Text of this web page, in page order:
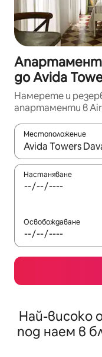
до Avida
Намерете и
апартаменти в
Местоположение
Когато
Настаняване
Освобождаване
Най-високо
под наем в